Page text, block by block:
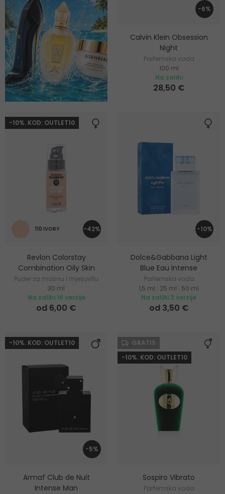
-6%
Calvin Klein Obsession
Night
Parfemska voda
100 ml
Na zalihi
28,50 €
-10%. KOD: OUTLET10
-42%
110 IVORY
Revlon Colorstay
Combination Oily Skin
Puder za masnu i mješovitu
kožu
30 ml
Na zalihi 16 verzije
od 6,00 €
-10%
Dolce&Gabbana Light
Blue Eau Intense
Parfemska voda
1,5 ml
25 ml
50 ml
Na zalihi 3 verzije
od 3,50 €
-10%. KOD: OUTLET10
-5%
Armaf Club de Nuit
Intense Man
GRATIS
-10%. KOD: OUTLET10
Sospiro Vibrato
Parfemska voda